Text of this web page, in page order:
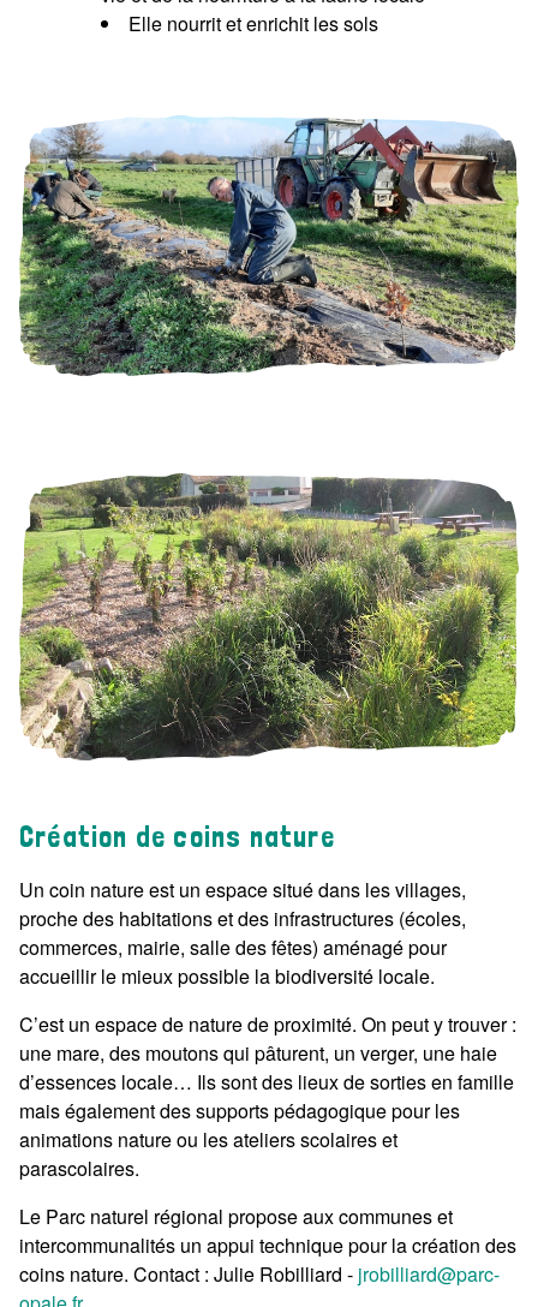
Elle nourrit et enrichit les sols
Création de coins nature
Un coin nature est un espace situé dans les villages,
proche des habitations et des infrastructures (écoles,
commerces, mairie, salle des fêtes) aménagé pour
accueillir le mieux possible la biodiversité locale.
C’est un espace de nature de proximité. On peut y trouver :
une mare, des moutons qui pâturent, un verger, une haie
d’essences locale… Ils sont des lieux de sorties en famille
mais également des supports pédagogique pour les
animations nature ou les ateliers scolaires et
parascolaires.
Le Parc naturel régional propose aux communes et
intercommunalités un appui technique pour la création des
coins nature. Contact : Julie Robilliard - jrobilliard@parc-